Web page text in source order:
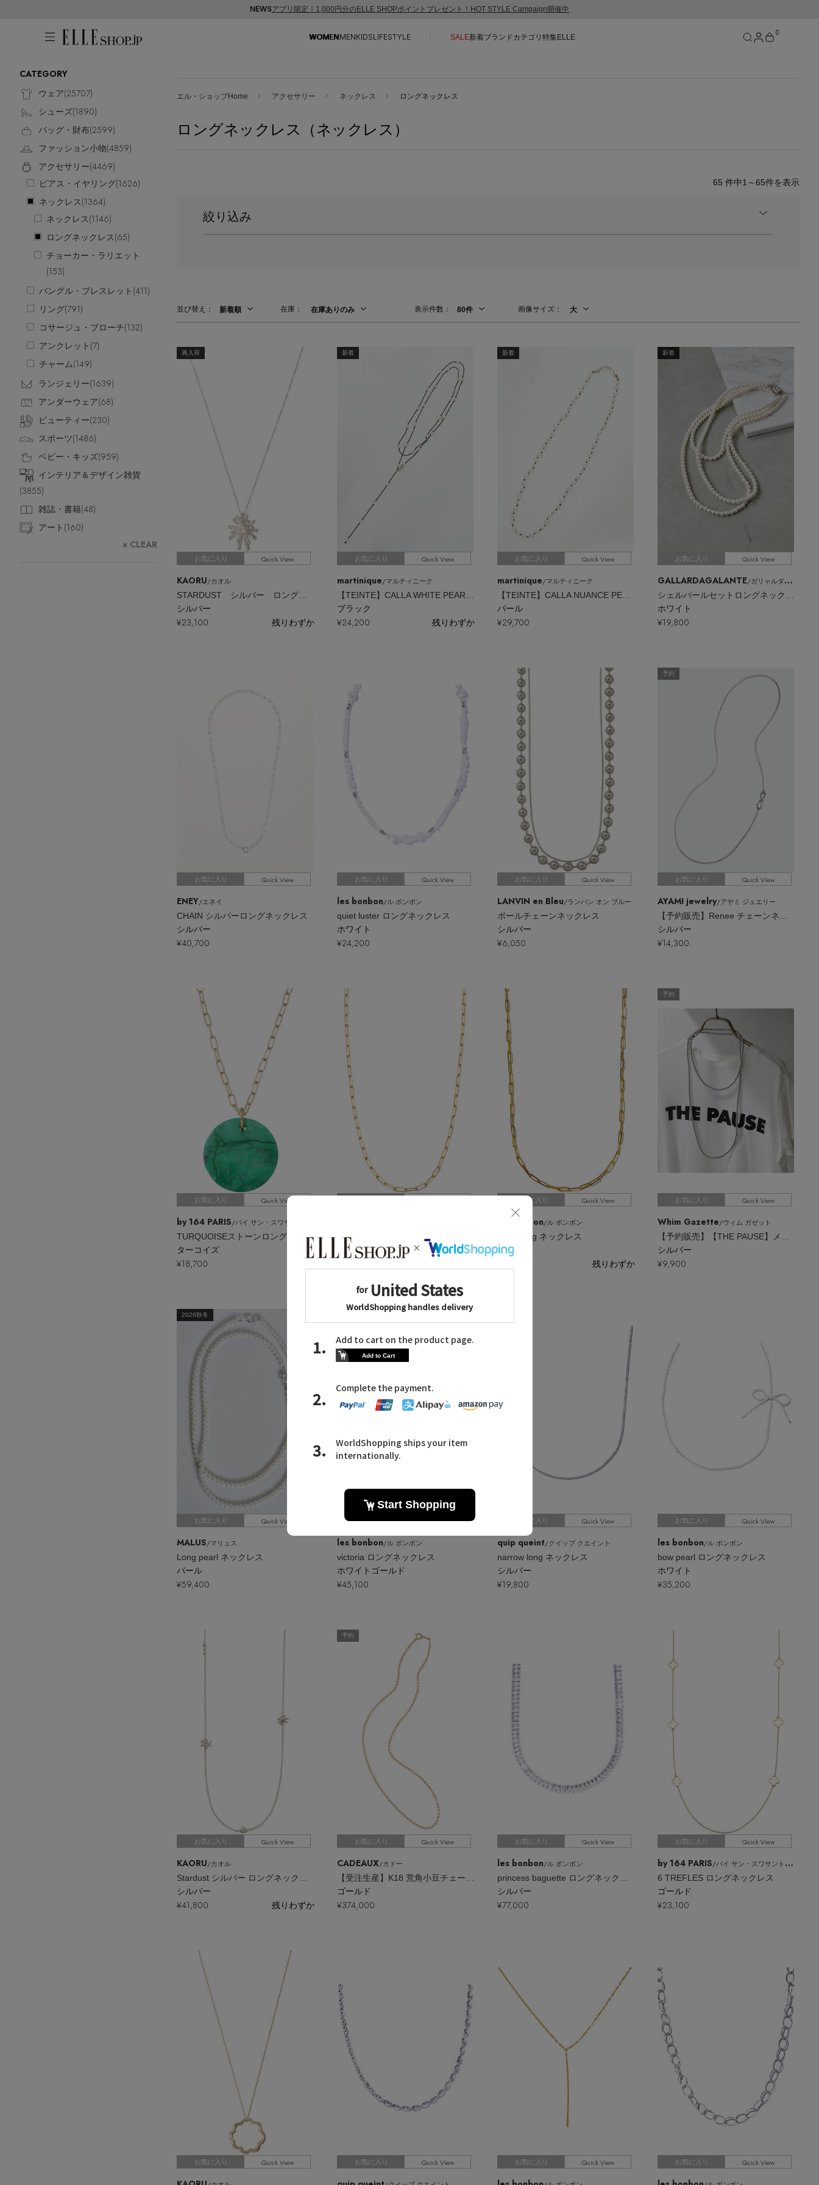
NEWSアプリ限定｜1,000円分のELLE SHOPポイントプレゼント！HOT STYLE Campaign開催中
WOMENMENKIDSLIFESTYLE SALE新着ブランドカテゴリ 特集ELLE
0
WOMEN
ITEMS
新着アイテム
再入荷アイテム
【予約】新作ウェアをチェック
【日傘】完全遮光・軽量傘
【サンダル】ビーサンの季節！
【リネン】涼しい夏素材
【CFCL】注目のPOP-UP
【レース】上品な透け感
【雨の日】急な雨対策グッズ
【限定】ここでしか買えないアイテム
【ペプラム】トレンドシルエット
アイテム一覧
ウェア
すべてのウェア
ブラウス・シャツ
カットソー・Tシャツ
ワンピース・チュニック
パンツ
スカート
ジャケット
ニット
ルームウェア・パジャマ
シューズ
すべてのシューズ
サンダル
パンプス
スニーカー
フラットシューズ
レインシューズ
ブーツ
バッグ・財布
すべてのバッグ・財布
カゴバッグ
ショルダーバッグ
トートバッグ
ハンドバッグ
財布・小物
クラッチバッグ
スーツケース
ファッション小物
すべてのファッション小物
ストール・マフラー・ケープ
帽子・イヤーマフ
ヘアアクセサリー
スマートフォンケース・タブレットケース
ベルト
レッグウェア
アクセサリー
ピアス・イヤリング
ネックレス
バングル・ブレスレット
コサージュ・ブローチ
ランジェリー
スポーツ
すべてのスポーツ
シューズ
水着・スイムウェア
特集一覧
ベーシックとトレンドが交差する16の名品
Stay in
the Loop
ELLE SHOP APP
アカウントをお持ちの方
新規会員登録
メールマガジン登録
情報をいち早くお届けします。
ご登録はこちら
エル・ショップHome アクセサリー ネックレス ロングネックレス
ロングネックレス（ネックレス）
65 件中1～65件を表示
絞り込み
並び替え： 新着順 在庫： 在庫ありのみ 表示件数： 80件 画像サイズ： 大
再入荷
お気に入り Quick View
KAORU/カオル
シルバー
¥23,100
残りわずか
新着
お気に入り Quick View
martinique/マルティニーク
ブラック
¥24,200
残りわずか
新着
お気に入り Quick View
martinique/マルティニーク
パール
¥29,700
新着
お気に入り Quick View
GALLARDAGALANTE/ガリャルダガランテ
ホワイト
¥19,800
お気に入り Quick View
ENEY/エネイ
CHAIN シルバーロングネックレス
シルバー
¥40,700
お気に入り Quick View
les bonbon/ル ボンボン
quiet luster ロングネックレス
ホワイト
¥24,200
お気に入り Quick View
LANVIN en Bleu/ランバン オン ブルー
ボールチェーンネックレス
シルバー
¥6,050
予約
お気に入り Quick View
AYAMI jewelry/アヤミ ジュエリー
シルバー
¥14,300
お気に入り Quick View
by 164 PARIS/バイ サン・スワサント・キャトル パリ
TURQUOISEストーンロングネックレス
ターコイズ
¥18,700
ゴールド
お気に入り Quick View
les bonbon/ル ボンボン
shine long ネックレス
ゴールド
残りわずか
予約
お気に入り Quick View
Whim Gazette/ウィム ガゼット
シルバー
¥9,900
2026秋冬
お気に入り Quick View
MALUS/マリュス
Long pearl ネックレス
パール
¥59,400
お気に入り Quick View
les bonbon/ル ボンボン
victoria ロングネックレス
ホワイトゴールド
¥45,100
お気に入り Quick View
quip queint/クイップ クエイント
narrow long ネックレス
シルバー
¥19,800
お気に入り Quick View
les bonbon/ル ボンボン
bow pearl ロングネックレス
ホワイト
¥35,200
お気に入り Quick View
KAORU/カオル
シルバー
¥41,800
残りわずか
予約
お気に入り Quick View
CADEAUX/カドー
ゴールド
¥374,000
お気に入り Quick View
les bonbon/ル ボンボン
シルバー
¥77,000
お気に入り Quick View
by 164 PARIS/バイ サン・スワサント・キャトル パリ
6 TREFLES ロングネックレス
ゴールド
¥23,100
お気に入り Quick View お気に入り Quick View お気に入り Quick View お気に入り Quick View
CATEGORY
ウェア(25707)
シューズ(1890)
バッグ・財布(2599)
ファッション小物(4859)
アクセサリー(4469)
ピアス・イヤリング(1626)
ネックレス(1364)
ネックレス(1146)
ロングネックレス(65)
チョーカー・ラリエット
(153)
バングル・ブレスレット(411)
リング(791)
コサージュ・ブローチ(132)
アンクレット(7)
チャーム(149)
ランジェリー(1639)
アンダーウェア(68)
ビューティー(230)
スポーツ(1486)
ベビー・キッズ(959)
インテリア＆デザイン雑貨
(3855)
雑誌・書籍(48)
アート(160)
× CLEAR